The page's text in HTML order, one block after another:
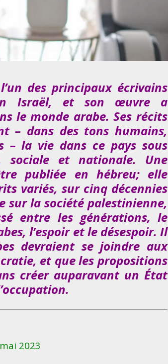
des principaux écrivains
Israël, et son œuvre a
le monde arabe. Ses récits
– dans des tons humains,
– la vie dans ce pays sous
sociale et nationale. Une
publiée en hébreu; elle
variés, sur cinq décennies
sur la société palestinienne,
entre les générations, le
l’espoir et le désespoir. Il
devraient se joindre aux
et que les propositions
créer auparavant un État
2023